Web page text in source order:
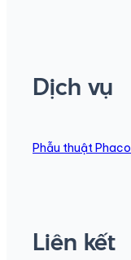
Dịch vụ
Phẫu thuật Phaco
Liên kết